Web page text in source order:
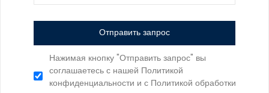
Отправить запрос
Нажимая кнопку "Отправить запрос" вы
соглашаетесь с нашей Политикой
конфиденциальности и с Политикой обработки